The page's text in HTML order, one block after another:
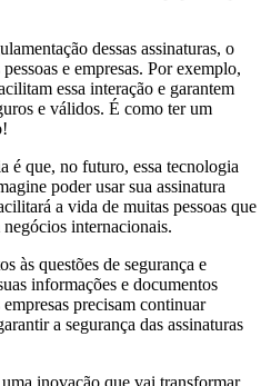
dessas assinaturas, o
e empresas. Por exemplo,
essa interação e garantem
e válidos. É como ter um
é que, no futuro, essa tecnologia
poder usar sua assinatura
a vida de muitas pessoas que
internacionais.
às questões de segurança e
informações e documentos
precisam continuar
a segurança das assinaturas
inovação que vai transformar